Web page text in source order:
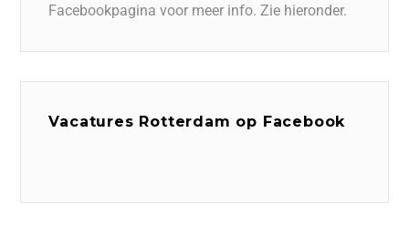
Facebookpagina voor meer info. Zie hieronder.
Vacatures Rotterdam op Facebook